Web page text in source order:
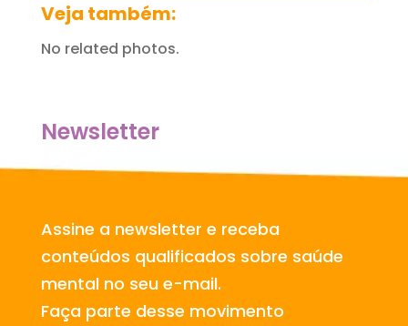
Veja também:
No related photos.
Newsletter
Assine a newsletter e receba
conteúdos qualificados sobre saúde
mental no seu e-mail.
Faça parte desse movimento